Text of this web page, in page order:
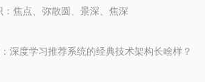
t
m
t
焦点、弥散圆、景深、焦深
深度学习推荐系统的经典技术架构长啥样？